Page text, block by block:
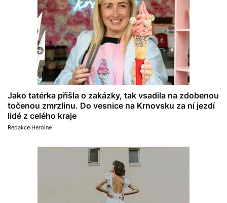
Jako tatérka přišla o zakázky, tak vsadila na zdobenou
točenou zmrzlinu. Do vesnice na Krnovsku za ní jezdí
lidé z celého kraje
Redakce Heroine